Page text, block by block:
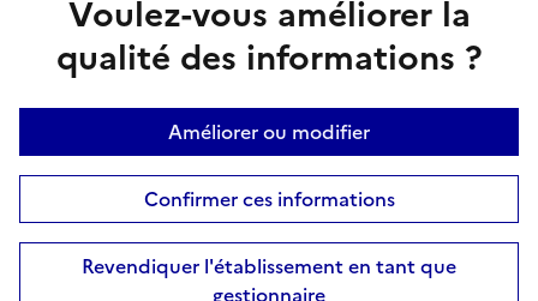
Voulez-vous améliorer la
qualité des informations ?
Améliorer ou modifier
Confirmer ces informations
Revendiquer l'établissement en tant que
gestionnaire